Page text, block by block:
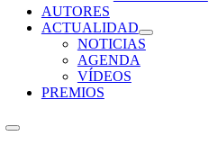
AUTORES
ACTUALIDAD
NOTICIAS
AGENDA
VÍDEOS
PREMIOS